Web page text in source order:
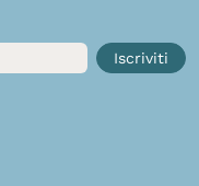
Iscriviti